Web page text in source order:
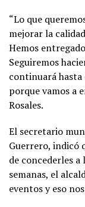
“Lo que
mejorar la
Hemos
Seguiremos
continuará
porque vamos a
Rosales.
El secretario
Guerrero, indicó
de concederles
semanas, el
eventos y eso